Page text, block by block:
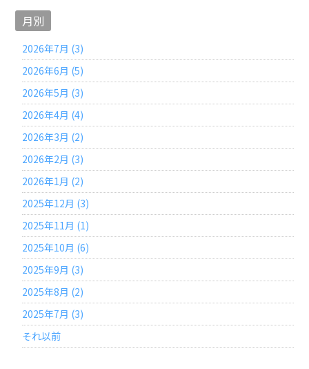
月別
2026年7月 (3)
2026年6月 (5)
2026年5月 (3)
2026年4月 (4)
2026年3月 (2)
2026年2月 (3)
2026年1月 (2)
2025年12月 (3)
2025年11月 (1)
2025年10月 (6)
2025年9月 (3)
2025年8月 (2)
2025年7月 (3)
それ以前